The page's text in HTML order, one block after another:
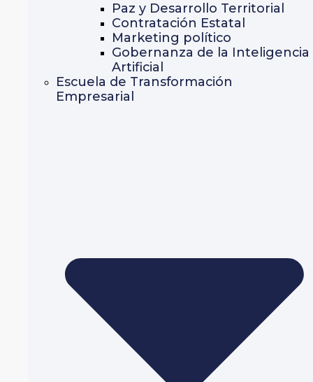
Paz y Desarrollo Territorial
Contratación Estatal
Marketing político
Gobernanza de la Inteligencia
Artificial
Escuela de Transformación
Empresarial